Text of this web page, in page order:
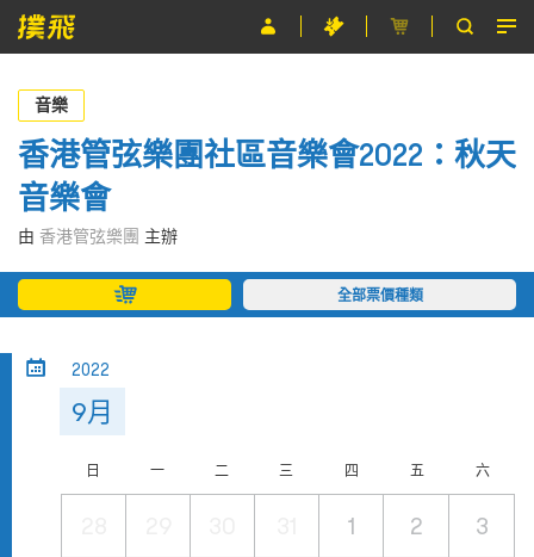
節目
主辦單位
關於撲飛
條款及細則
EN
音樂
香港管弦樂團社區音樂會2022：秋天
音樂會
由 香港管弦樂團 主辦
全部票價種類
2022
9月
日 一 二 三 四 五 六
1 2 3